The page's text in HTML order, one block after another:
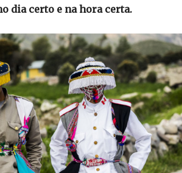
dia certo e na hora certa.